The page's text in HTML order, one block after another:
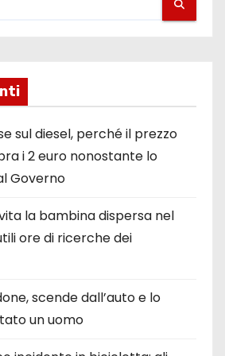
sul diesel, perché il prezzo
i 2 euro nonostante lo
Governo
la bambina dispersa nel
ore di ricerche dei
scende dall’auto e lo
un uomo